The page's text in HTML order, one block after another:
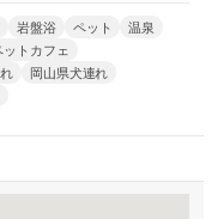
岩盤浴 ペット
温泉
ットカフェ
岡山県犬連れ